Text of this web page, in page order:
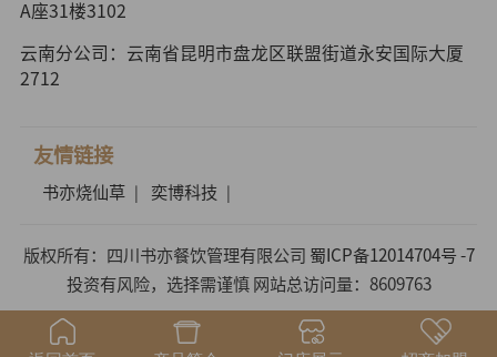
A座31楼3102
云南分公司：云南省昆明市盘龙区联盟街道永安国际大厦
2712
友情链接
书亦烧仙草 奕博科技
版权所有：四川书亦餐饮管理有限公司 蜀ICP备12014704号 -7
投资有风险，选择需谨慎 网站总访问量：8609763